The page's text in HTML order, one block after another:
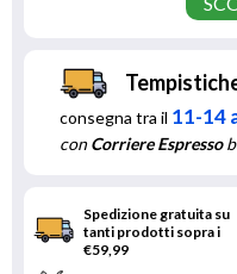
consegna tra il 11-14
conCorriere Espresso
Spedizione gratuita su
tanti prodotti sopra i
€59,99